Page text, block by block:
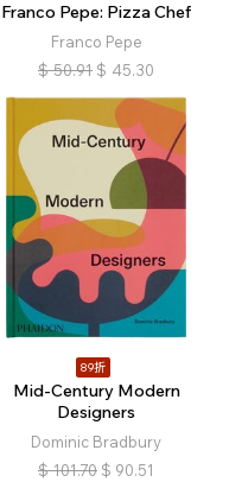
Franco Pepe: Pizza Chef
Franco Pepe
$ 50.91 $ 45.30
89折
Mid-Century Modern
Designers
Dominic Bradbury
$ 101.70 $ 90.51